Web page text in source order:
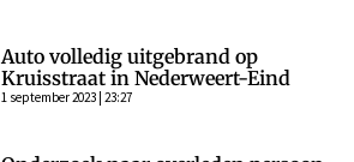
Auto volledig uitgebrand op
Kruisstraat in Nederweert-Eind
1 september 2023 | 23:27